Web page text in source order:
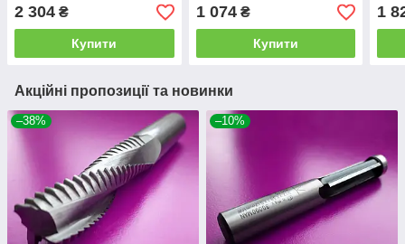
2 304 ₴
Купити
1 074₴
Купити
1
Акційні пропозиції та новинки
–38% –10%